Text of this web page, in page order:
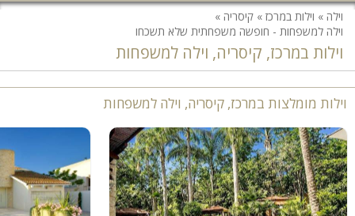
וילה » וילות במרכז » קיסריה »
וילה למשפחות - חופשה משפחתית שלא תשכחו
וילות במרכז, קיסריה, וילה למשפחות
וילות מומלצות במרכז, קיסריה, וילה למשפחות